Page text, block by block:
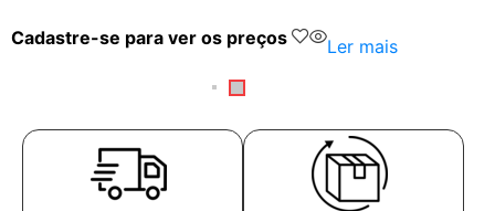
Cadastre-se para ver os preços Ler mais